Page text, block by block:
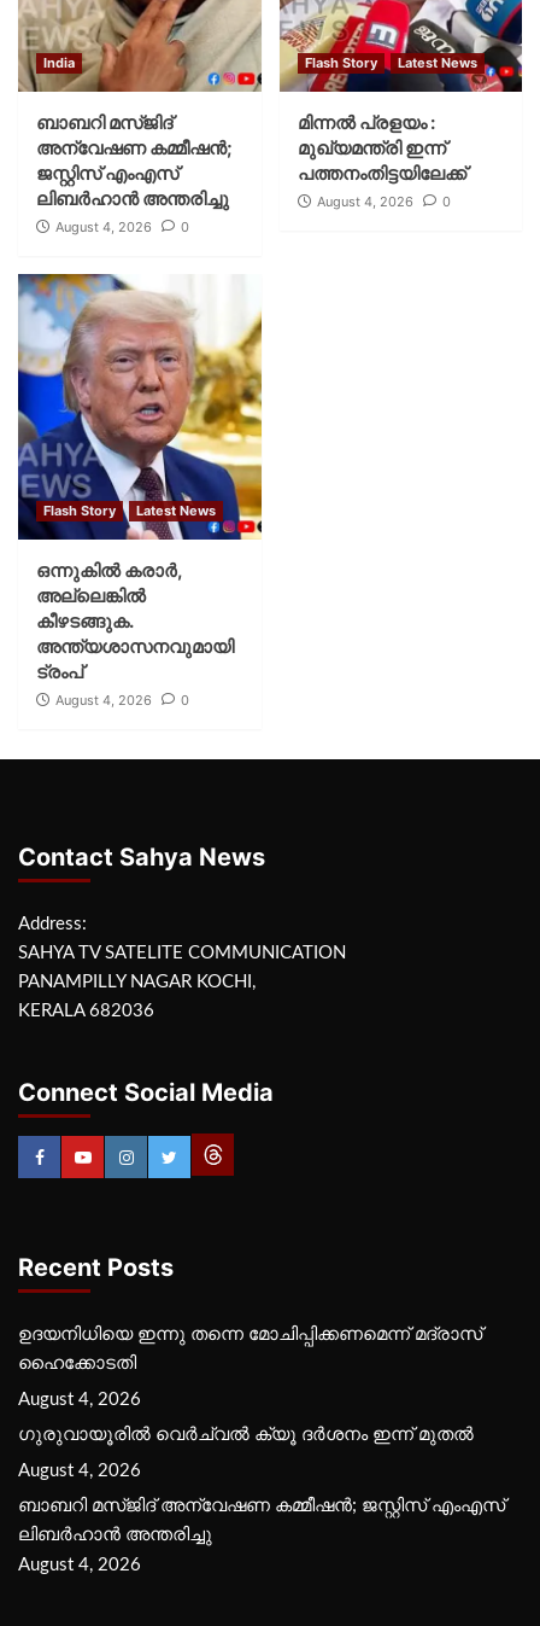
India
ബാബറി മസ്ജിദ്
അന്വേഷണ കമ്മീഷന്‍;
ജസ്റ്റിസ് എംഎസ്
ലിബര്‍ഹാന്‍ അന്തരിച്ചു
August 4, 2026 0
Flash Story Latest News
മിന്നല്‍ പ്രളയം :
മുഖ്യമന്ത്രി ഇന്ന്
പത്തനംതിട്ടയിലേക്ക്
August 4, 2026 0
Flash Story Latest News
ഒന്നുകില്‍ കരാര്‍,
അല്ലെങ്കില്‍
കീഴടങ്ങുക.
അന്ത്യശാസനവുമായി
ട്രംപ്
August 4, 2026 0
Contact Sahya News
Address:
SAHYA TV SATELITE COMMUNICATION
PANAMPILLY NAGAR KOCHI,
KERALA 682036
Connect Social Media
Recent Posts
ഉദയനിധിയെ ഇന്നു തന്നെ മോചിപ്പിക്കണമെന്ന് മദ്രാസ്
ഹൈക്കോടതി
August 4, 2026
ഗുരുവായൂരില്‍ വെര്‍ച്വല്‍ ക്യൂ ദര്‍ശനം ഇന്ന് മുതല്‍
August 4, 2026
ബാബറി മസ്ജിദ് അന്വേഷണ കമ്മീഷന്‍; ജസ്റ്റിസ് എംഎസ്
ലിബര്‍ഹാന്‍ അന്തരിച്ചു
August 4, 2026